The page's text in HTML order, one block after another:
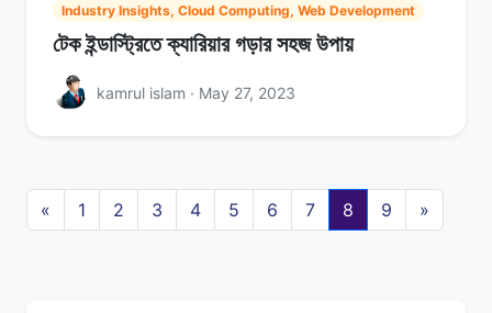
Industry Insights, Cloud Computing, Web Development
টেক ইন্ডাস্ট্রিতে ক্যারিয়ার গড়ার সহজ উপায়
kamrul islam · May 27, 2023
« 1 2 3 4 5 6 7 8 9 »